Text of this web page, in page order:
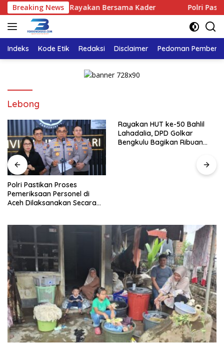
Langsung
ke
konten
Breaking News
Bengkulu Rayakan Bersama Kader Polri Pastikan
Indeks Kode Etik Redaksi Disclaimer Pedoman
Lebong
Polri Pastikan Proses
Pemeriksaan Personel di
Aceh Dilaksanakan Secara
Rayakan HUT ke-50 Bahlil
Lahadalia, DPD Golkar
Bengkulu Bagikan Ribuan